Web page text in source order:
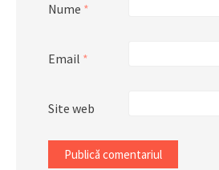
Nume *
Email *
Site web